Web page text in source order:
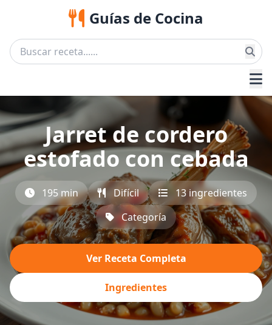
Guías de Cocina
Jarret de cordero
estofado con cebada
195 min Difícil
13 ingredientes
Categoría
Ver Receta Completa
Ingredientes